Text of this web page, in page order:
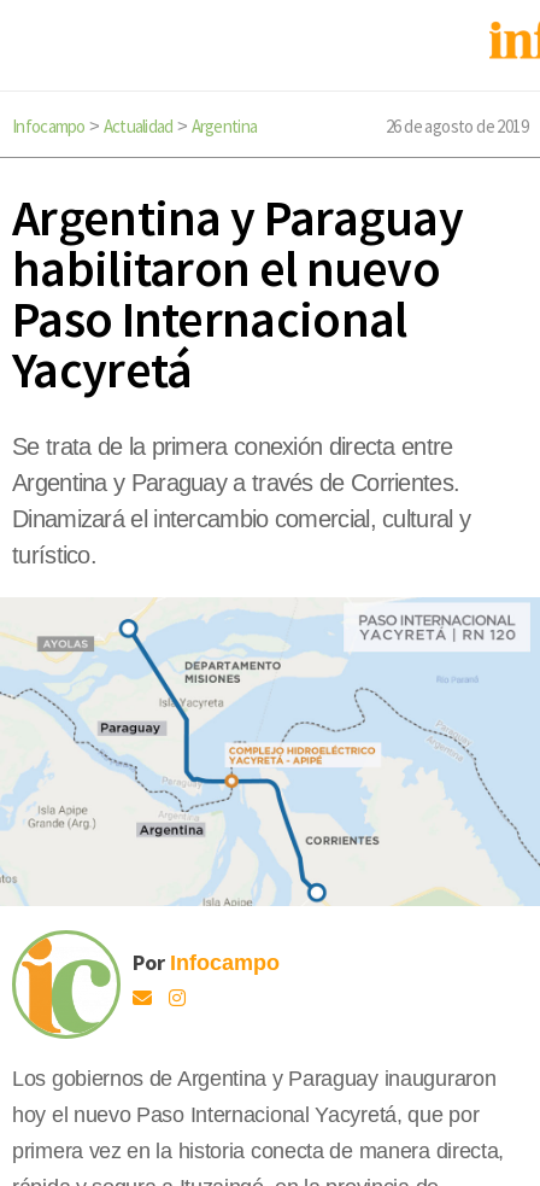
Infocampo > Actualidad > Argentina 26 de agosto de 2019
Argentina y Paraguay
habilitaron el nuevo
Paso Internacional
Yacyretá
Se trata de la primera conexión directa entre
Argentina y Paraguay a través de Corrientes.
Dinamizará el intercambio comercial, cultural y
turístico.
Por Infocampo
Los gobiernos de Argentina y Paraguay inauguraron
hoy el nuevo Paso Internacional Yacyretá, que por
primera vez en la historia conecta de manera directa,